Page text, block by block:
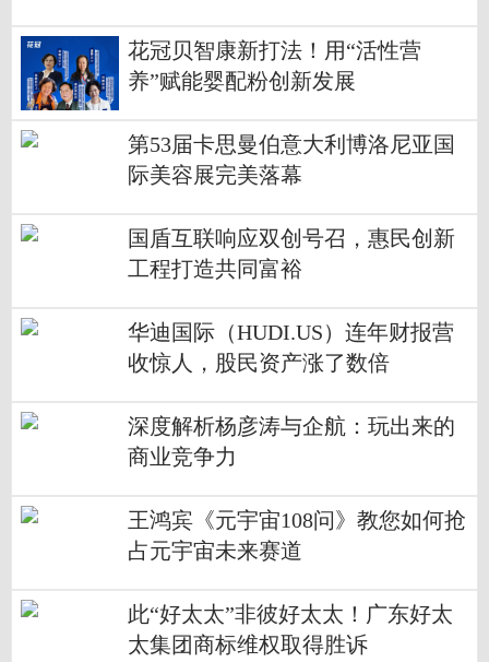
花冠贝智康新打法！用“活性营
养”赋能婴配粉创新发展
第53届卡思曼伯意大利博洛尼亚国
际美容展完美落幕
国盾互联响应双创号召，惠民创新
工程打造共同富裕
华迪国际（HUDI.US）连年财报营
收惊人，股民资产涨了数倍
深度解析杨彦涛与企航：玩出来的
商业竞争力
王鸿宾《元宇宙108问》教您如何抢
占元宇宙未来赛道
此“好太太”非彼好太太！广东好太
太集团商标维权取得胜诉